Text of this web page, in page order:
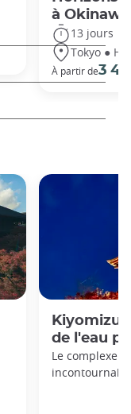
à Okinawa
13 jours
Tokyo ●
À partir de3
de l'eau
Le complexe